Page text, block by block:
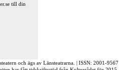
till din
och ägs av Länsteatrarna. | ISSN: 2001-9567